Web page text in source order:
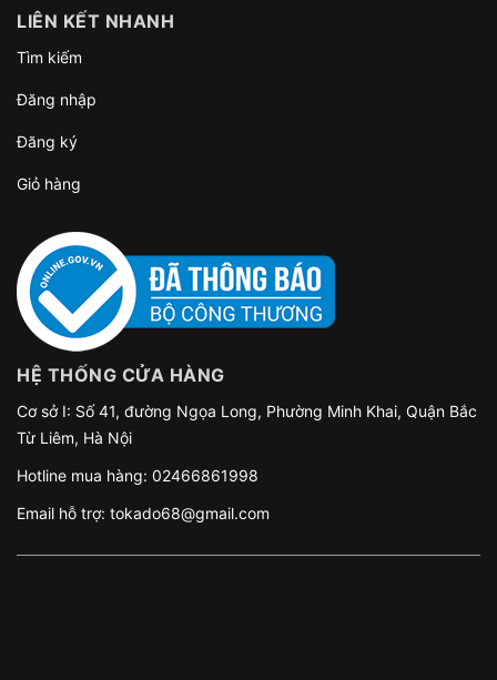
LIÊN KẾT NHANH
Tìm kiếm
Đăng nhập
Đăng ký
Giỏ hàng
HỆ THỐNG CỬA HÀNG
Cơ sở I: Số 41, đường Ngọa Long, Phường Minh Khai, Quận Bắc
Từ Liêm, Hà Nội
Hotline mua hàng: 02466861998
Email hỗ trợ: tokado68@gmail.com